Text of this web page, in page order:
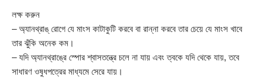
লক্ষ করুন
– অ্যানথ্রাঙ্ রোগে যে মাংস কাটাকুটি করবে বা রান্না করবে তার চেয়ে যে মাংস খাবে
তার ঝুঁকি অনেক কম।
– যদি অ্যানথ্রাঙ্রে স্পোর শ্বাসতন্ত্রে চলে না যায় এবং ত্বকে যদি থেকে যায়, তবে
সাধারণ ওষুধপত্রের মাধ্যমে সেরে যায়।